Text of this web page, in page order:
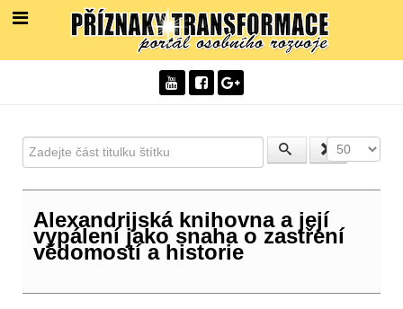
Zadejte část titulku štítku Počet
Alexandrijská knihovna a její
vypálení jako snaha o zastření
vědomostí a historie